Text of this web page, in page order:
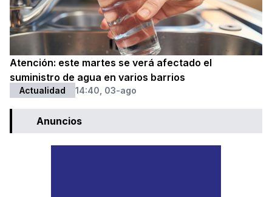
Atención: este martes se verá afectado el
suministro de agua en varios barrios
Actualidad 14:40, 03-ago
Anuncios